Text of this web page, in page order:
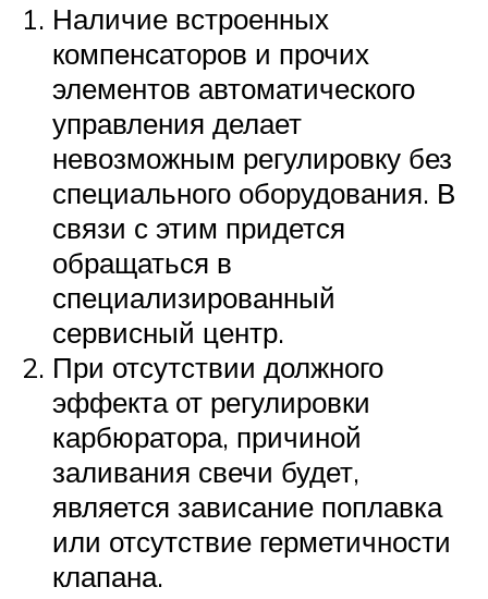
Наличие встроенных
компенсаторов и прочих
элементов автоматического
управления делает
невозможным регулировку без
специального оборудования. В
связи с этим придется
обращаться в
специализированный
сервисный центр.
При отсутствии должного
эффекта от регулировки
карбюратора, причиной
заливания свечи будет,
является зависание поплавка
или отсутствие герметичности
клапана.